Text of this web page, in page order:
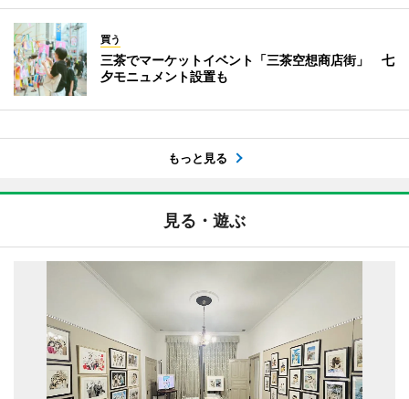
買う
三茶でマーケットイベント「三茶空想商店街」 七
夕モニュメント設置も
もっと見る
見る・遊ぶ